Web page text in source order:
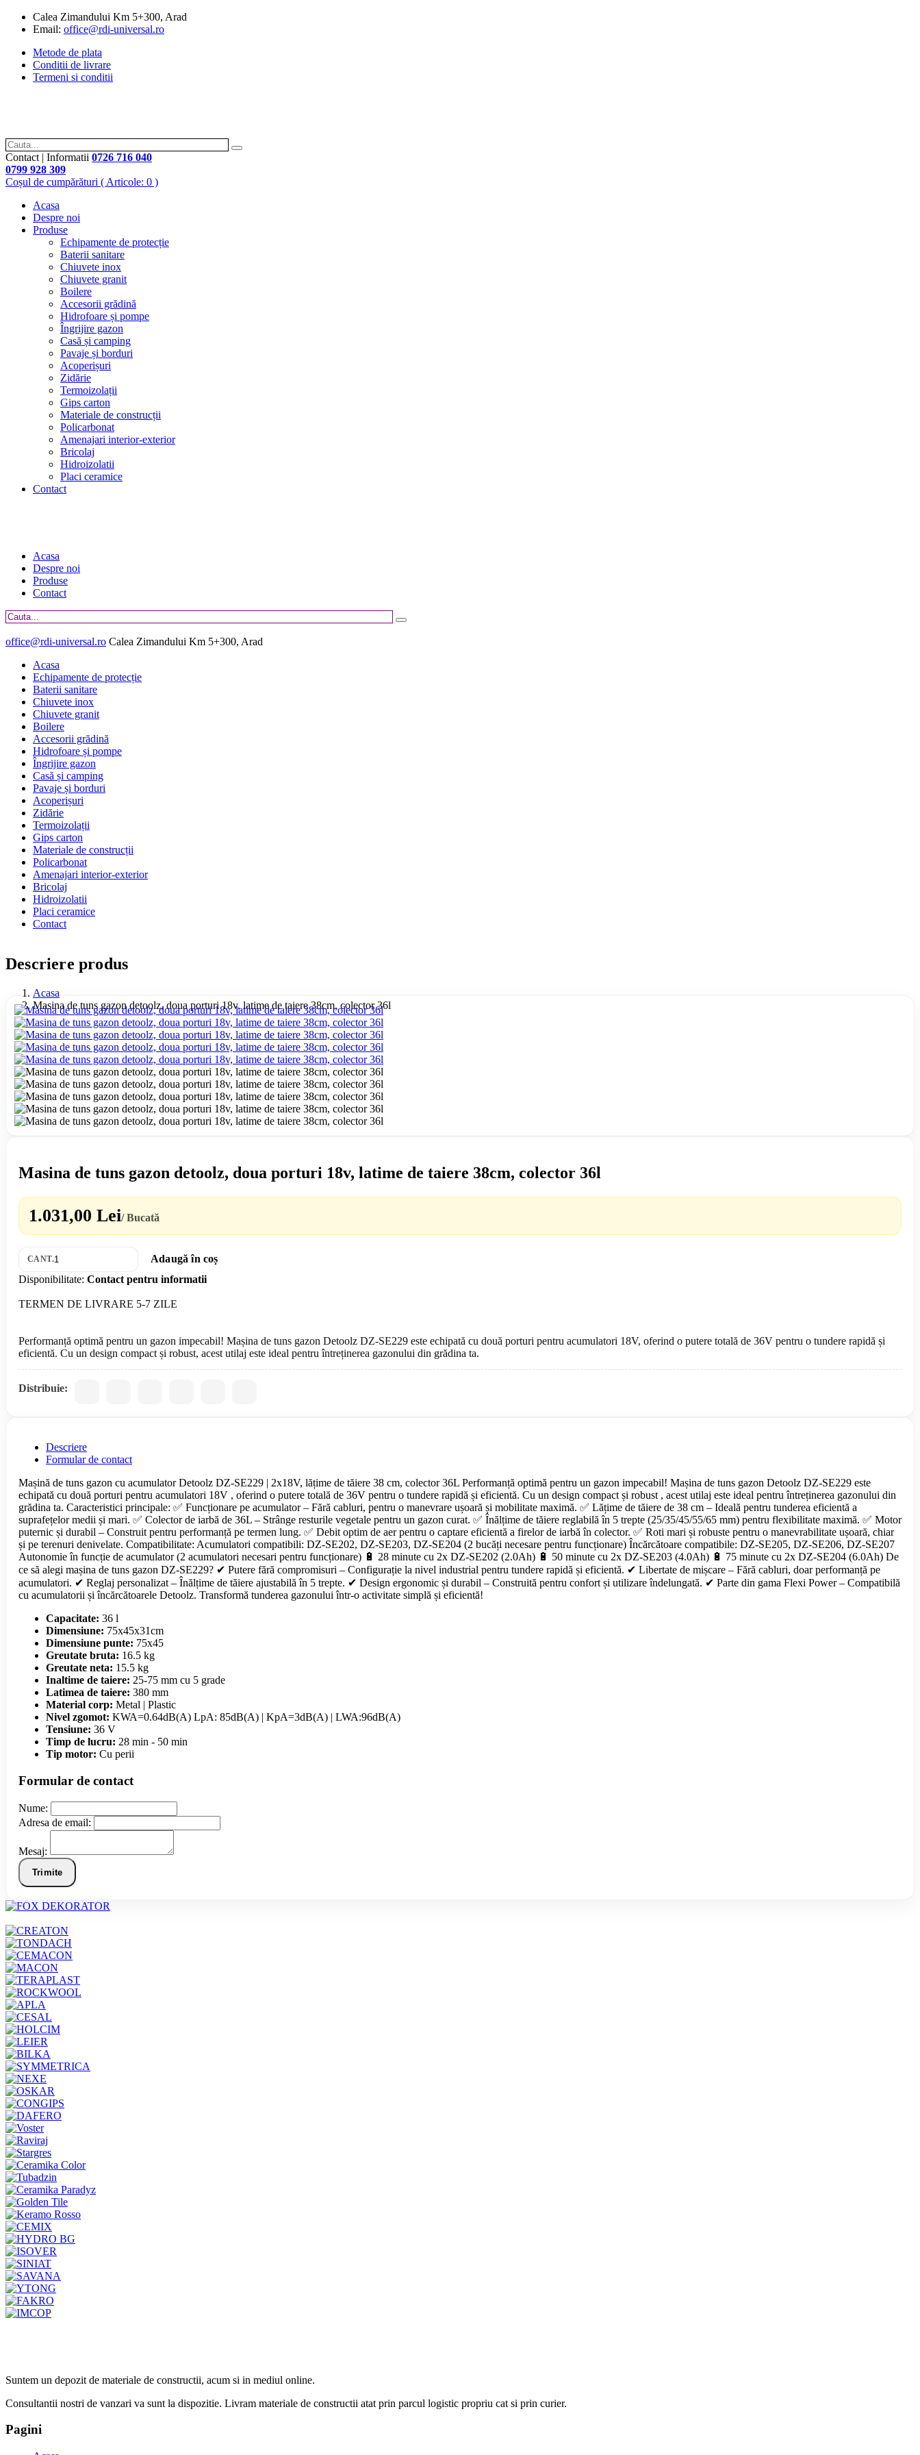
Calea Zimandului Km 5+300, Arad
Email: office@rdi-universal.ro
Metode de plata
Conditii de livrare
Termeni si conditii
Contact | Informatii 0726 716 040
0799 928 309
Coșul de cumpărături ( Articole: 0 )
Acasa
Despre noi
Produse
Echipamente de protecție
Baterii sanitare
Chiuvete inox
Chiuvete granit
Boilere
Accesorii grădină
Hidrofoare și pompe
Îngrijire gazon
Casă și camping
Pavaje și borduri
Acoperișuri
Zidărie
Termoizolații
Gips carton
Materiale de construcții
Policarbonat
Amenajari interior-exterior
Bricolaj
Hidroizolatii
Placi ceramice
Contact
Acasa
Despre noi
Produse
Contact
office@rdi-universal.ro Calea Zimandului Km 5+300, Arad
Acasa
Echipamente de protecție
Baterii sanitare
Chiuvete inox
Chiuvete granit
Boilere
Accesorii grădină
Hidrofoare și pompe
Îngrijire gazon
Casă și camping
Pavaje și borduri
Acoperișuri
Zidărie
Termoizolații
Gips carton
Materiale de construcții
Policarbonat
Amenajari interior-exterior
Bricolaj
Hidroizolatii
Placi ceramice
Contact
Descriere produs
Acasa
Masina de tuns gazon detoolz, doua porturi 18v, latime de taiere 38cm, colector 36l
Masina de tuns gazon detoolz, doua porturi 18v, latime de taiere 38cm, colector 36l
1.031,00 Lei/ Bucată
CANT.
Adaugă în coș
Disponibilitate: Contact pentru informatii
TERMEN DE LIVRARE 5-7 ZILE
Performanță optimă pentru un gazon impecabil! Mașina de tuns gazon Detoolz DZ-SE229 este echipată cu două porturi pentru acumulatori 18V, oferind o putere totală de 36V pentru o tundere rapidă și
Distribuie:
Descriere
Formular de contact
Mașină de tuns gazon cu acumulator Detoolz DZ-SE229 | 2x18V, lățime de tăiere 38 cm, colector 36L Performanță optimă pentru un gazon impecabil! Mașina de tuns gazon Detoolz DZ-SE229 este
echipată cu două porturi pentru acumulatori 18V , oferind o putere totală de 36V pentru o tundere rapidă și eficientă. Cu un design compact și robust , acest utilaj este ideal pentru întreținerea gazonului din
grădina ta. Caracteristici principale: ✅ Funcționare pe acumulator – Fără cabluri, pentru o manevrare ușoară și mobilitate maximă. ✅ Lățime de tăiere de 38 cm – Ideală pentru tunderea eficientă a
suprafețelor medii și mari. ✅ Colector de iarbă de 36L – Strânge resturile vegetale pentru un gazon curat. ✅ Înălțime de tăiere reglabilă în 5 trepte (25/35/45/55/65 mm) pentru flexibilitate maximă. ✅ Motor
puternic și durabil – Construit pentru performanță pe termen lung. ✅ Debit optim de aer pentru o captare eficientă a firelor de iarbă în colector. ✅ Roti mari și robuste pentru o manevrabilitate ușoară, chiar
și pe terenuri denivelate. Compatibilitate: Acumulatori compatibili: DZ-SE202, DZ-SE203, DZ-SE204 (2 bucăți necesare pentru funcționare) Încărcătoare compatibile: DZ-SE205, DZ-SE206, DZ-SE207
Autonomie în funcție de acumulator (2 acumulatori necesari pentru funcționare) 🔋 28 minute cu 2x DZ-SE202 (2.0Ah) 🔋 50 minute cu 2x DZ-SE203 (4.0Ah) 🔋 75 minute cu 2x DZ-SE204 (6.0Ah) De
ce să alegi mașina de tuns gazon DZ-SE229? ✔ Putere fără compromisuri – Configurație la nivel industrial pentru tundere rapidă și eficientă. ✔ Libertate de mișcare – Fără cabluri, doar performanță pe
acumulatori. ✔ Reglaj personalizat – Înălțime de tăiere ajustabilă în 5 trepte. ✔ Design ergonomic și durabil – Construită pentru confort și utilizare îndelungată. ✔ Parte din gama Flexi Power – Compatibilă
cu acumulatorii și încărcătoarele Detoolz. Transformă tunderea gazonului într-o activitate simplă și eficientă!
Capacitate: 36 l
Dimensiune: 75x45x31cm
Dimensiune punte: 75x45
Greutate bruta: 16.5 kg
Greutate neta: 15.5 kg
Inaltime de taiere: 25-75 mm cu 5 grade
Latimea de taiere: 380 mm
Material corp: Metal | Plastic
Nivel zgomot: KWA=0.64dB(A) LpA: 85dB(A) | KpA=3dB(A) | LWA:96dB(A)
Tensiune: 36 V
Timp de lucru: 28 min - 50 min
Tip motor: Cu perii
Formular de contact
Nume:
Adresa de email:
Mesaj:
Trimite
Suntem un depozit de materiale de constructii, acum si in mediul online.
Consultantii nostri de vanzari va sunt la dispozitie. Livram materiale de constructii atat prin parcul logistic propriu cat si prin curier.
Pagini